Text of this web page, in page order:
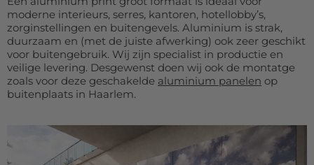
moderne interieurs, serres, kantoren, hotellobby’s,
zorginstellingen en buitengevels. Aluminium is strak,
duurzaam en (met de juiste afwerking) ook zeer geschikt
voor buitengebruik. Wij zijn specialist in productie en
veilige levering. Desgewenst doen wij ook de montatge
zoals voor deze geschakelde aluminium panelen op
buitenplaats in Haarlem.